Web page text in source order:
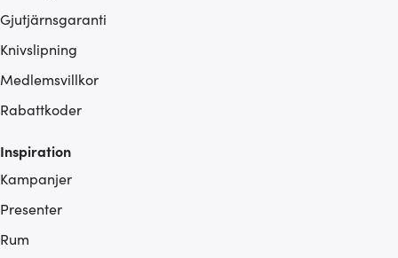
Gjutjärnsgaranti
Knivslipning
Medlemsvillkor
Rabattkoder
Inspiration
Kampanjer
Presenter
Rum